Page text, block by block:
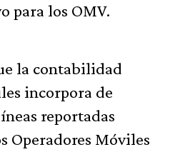
para los OMV.
la contabilidad
incorpora de
reportadas
Operadores Móviles